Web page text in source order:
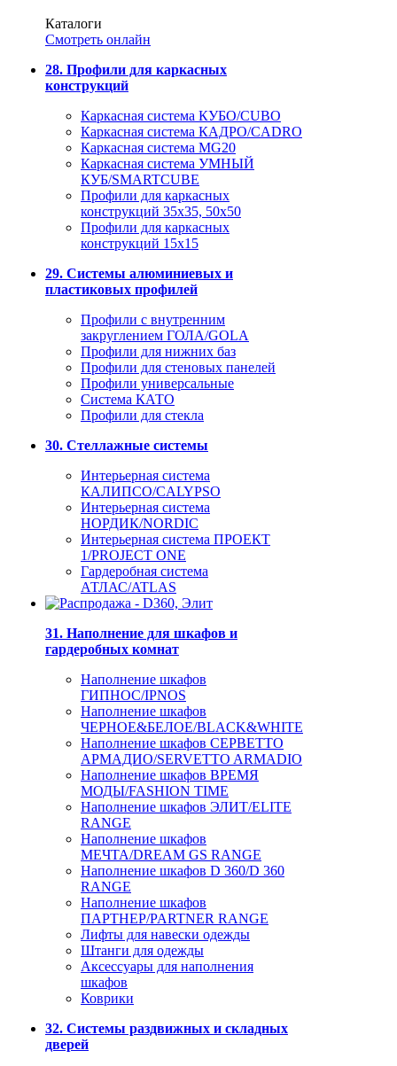
Каталоги
Смотреть онлайн
28. Профили для каркасных
конструкций
Каркасная система КУБО/CUBO
Каркасная система КАДРО/CADRO
Каркасная система MG20
Каркасная система УМНЫЙ
КУБ/SMARTCUBE
Профили для каркасных
конструкций 35x35, 50x50
Профили для каркасных
конструкций 15х15
29. Системы алюминиевых и
пластиковых профилей
Профили с внутренним
закруглением ГОЛА/GOLA
Профили для нижних баз
Профили для стеновых панелей
Профили универсальные
Система КАТО
Профили для стекла
30. Стеллажные системы
Интерьерная система
КАЛИПСО/CALYPSO
Интерьерная система
НОРДИК/NORDIC
Интерьерная система ПРОЕКТ
1/PROJECT ONE
Гардеробная система
АТЛАС/ATLAS
31. Наполнение для шкафов и
гардеробных комнат
Наполнение шкафов
ГИПНОС/IPNOS
Наполнение шкафов
ЧЕРНОЕ&БЕЛОЕ/BLACK&WHITE
Наполнение шкафов СЕРВЕТТО
АРМАДИО/SERVETTO ARMADIO
Наполнение шкафов ВРЕМЯ
МОДЫ/FASHION TIME
Наполнение шкафов ЭЛИТ/ELITE
RANGE
Наполнение шкафов
МЕЧТА/DREAM GS RANGE
Наполнение шкафов D 360/D 360
RANGE
Наполнение шкафов
ПАРТНЕР/PARTNER RANGE
Лифты для навески одежды
Штанги для одежды
Аксессуары для наполнения
шкафов
Коврики
32. Системы раздвижных и складных
дверей